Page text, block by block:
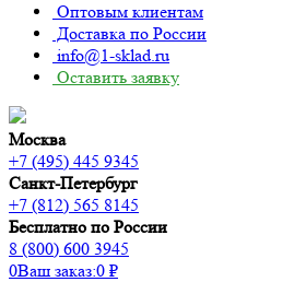
Оптовым клиентам
Доставка по России
info@1-sklad.ru
Оставить заявку
Москва
+7 (495) 445 9345
Санкт-Петербург
+7 (812) 565 8145
Бесплатно по России
8 (800) 600 3945
0Ваш заказ:0 ₽